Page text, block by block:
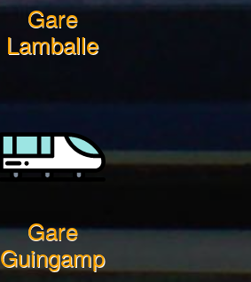
Gare
Lamballe
Gare
Guingamp